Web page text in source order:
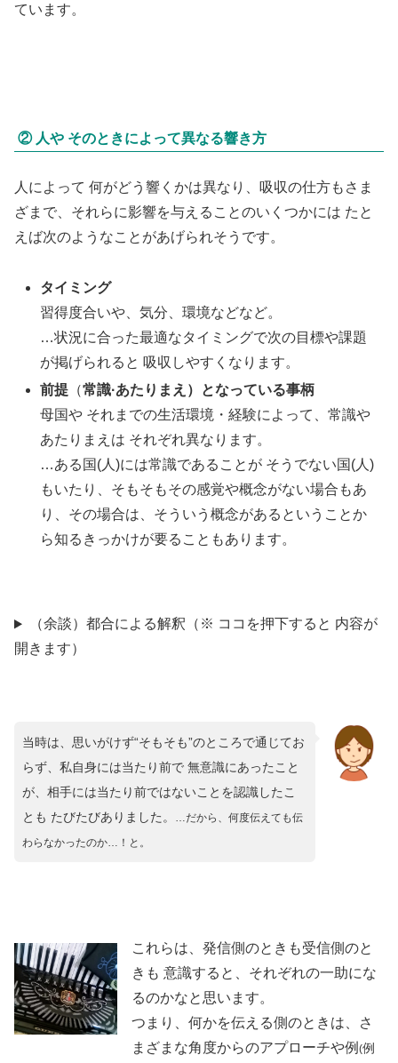
ています。
② 人や そのときによって異なる響き方
人によって 何がどう響くかは異なり、吸収の仕方もさま
ざまで、それらに影響を与えることのいくつかには たと
えば次のようなことがあげられそうです。
タイミング
習得度合いや、気分、環境などなど。
…状況に合った最適なタイミングで次の目標や課題
が掲げられると 吸収しやすくなります。
前提 （常識·あたりまえ）となっている事柄
母国や それまでの生活環境・経験によって、常識や
あたりまえは それぞれ異なります。
…ある国(人)には常識であることが そうでない国(人)
もいたり、そもそもその感覚や概念がない場合もあ
り、その場合は、そういう概念があるということか
ら知るきっかけが要ることもあります。
（余談）都合による解釈（※ ココを押下すると 内容が
開きます）
当時は、思いがけず“そもそも”のところで通じてお
らず、私自身には当たり前で 無意識にあったこと
が、相手には当たり前ではないことを認識したこ
とも たびたびありました。
…だから、何度伝えても伝
わらなかったのか…！と。
これらは、発信側のときも受信側のと
きも 意識すると、それぞれの一助にな
るのかなと思います。
つまり、何かを伝える側のときは、さ
まざまな角度からのアプローチや例 (例